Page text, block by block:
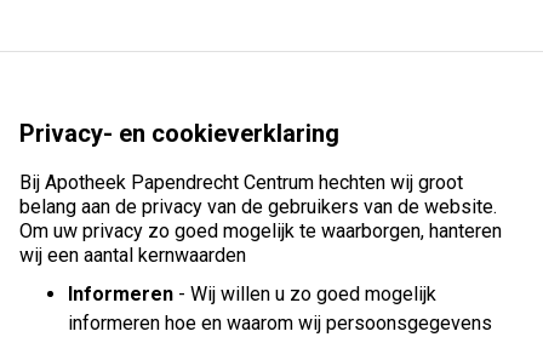
Privacy- en cookieverklaring
Bij Apotheek Papendrecht Centrum hechten wij groot
belang aan de privacy van de gebruikers van de website.
Om uw privacy zo goed mogelijk te waarborgen, hanteren
wij een aantal kernwaarden
Informeren - Wij willen u zo goed mogelijk
informeren hoe en waarom wij persoonsgegevens